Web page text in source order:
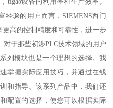
tigao设备的利用率和生产效率。
经验的用户而言，SIEMENS西门
更高的控制精度和可靠性，进一步
对于那些初涉PLC技术领域的用户
列模块也是一个理想的选择。我
掌握实际应用技巧，并通过在线
和指导。该系列产品中，我们还
配置的选择，使您可以根据实际